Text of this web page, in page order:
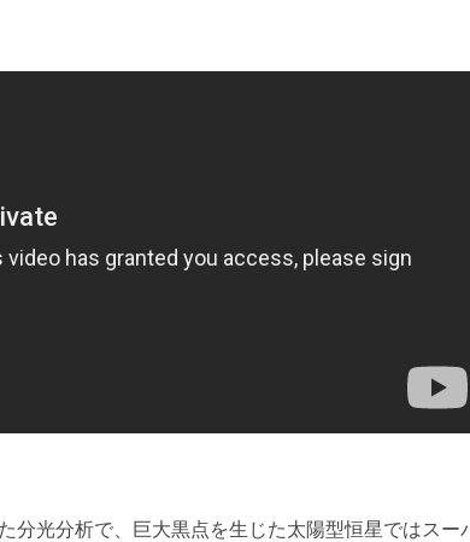
分光分析で、巨大黒点を生じた太陽型恒星ではスー